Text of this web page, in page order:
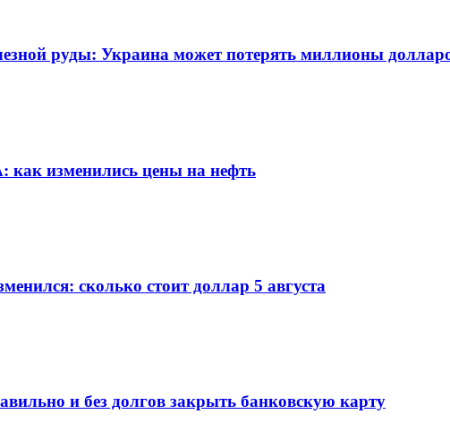
руды: Украина может потерять миллионы
изменились цены на нефть
сколько стоит доллар 5 августа
и без долгов закрыть банковскую карту